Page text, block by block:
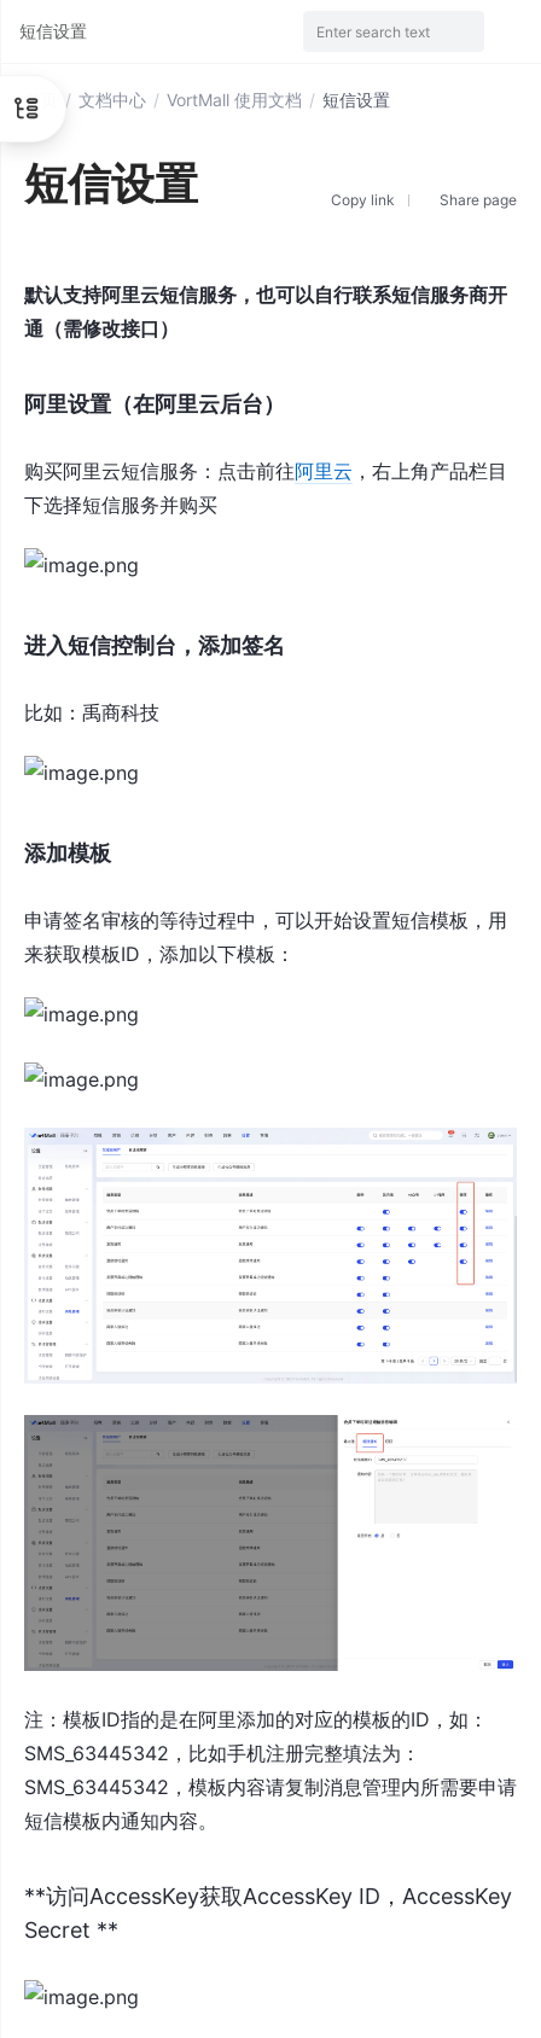
首页 / 文档中心 / VortMall 使用文档 / 短信设置
短信设置 Copy link Share page
默认支持阿里云短信服务，也可以自行联系短信服务商开
通（需修改接口）
阿里设置（在阿里云后台）
购买阿里云短信服务：点击前往阿里云 ，右上角产品栏目
下选择短信服务并购买
进入短信控制台，添加签名
比如：禹商科技
添加模板
申请签名审核的等待过程中，可以开始设置短信模板，用
来获取模板ID，添加以下模板：
注：模板ID指的是在阿里添加的对应的模板的ID，如：
SMS_63445342，比如手机注册完整填法为：
SMS_63445342，模板内容请复制消息管理内所需要申请
短信模板内通知内容。
**访问AccessKey获取AccessKey ID，AccessKey
Secret **
短信设置 Enter search text